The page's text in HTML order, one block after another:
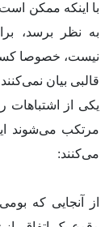
با اینکه ممکن
به نظر برسد،
نیست، خصوصا
قالبی بیان
یکی از اشتباهات
مرتکب می‌شوند
می‌کنند:
از آنجایی که